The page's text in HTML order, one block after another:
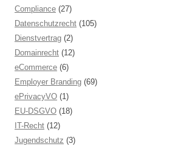
Compliance (27)
Datenschutzrecht (105)
Dienstvertrag (2)
Domainrecht (12)
eCommerce (6)
Employer Branding (69)
ePrivacyVO (1)
EU-DSGVO (18)
IT-Recht (12)
Jugendschutz (3)